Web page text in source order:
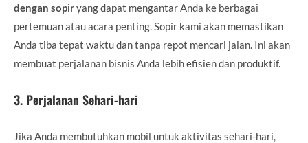
dengan sopiryang dapat mengantar Anda ke berbagai
pertemuan atau acara penting. Sopir kami akan memastikan
Anda tiba tepat waktu dan tanpa repot mencari jalan. Ini akan
membuat perjalanan bisnis Anda lebih efisien dan produktif.
3. Perjalanan Sehari-hari
Jika Anda membutuhkan mobil untuk aktivitas sehari-hari,